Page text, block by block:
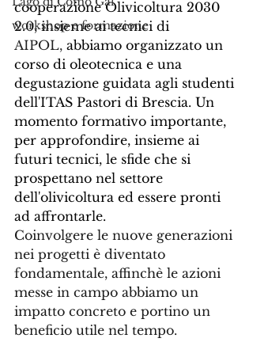
workshop e formazione
cooperazione Olivicoltura 2030
2.0, insieme ai tecnici di
AIPOL, abbiamo organizzato un
corso di oleotecnica e una
degustazione guidata agli studenti
dell'ITAS Pastori di Brescia. Un
momento formativo importante,
per approfondire, insieme ai
futuri tecnici, le sfide che si
prospettano nel settore
dell'olivicoltura ed essere pronti
ad affrontarle.
Coinvolgere le nuove generazioni
nei progetti è diventato
fondamentale, affinchè le azioni
messe in campo abbiamo un
impatto concreto e portino un
beneficio utile nel tempo.